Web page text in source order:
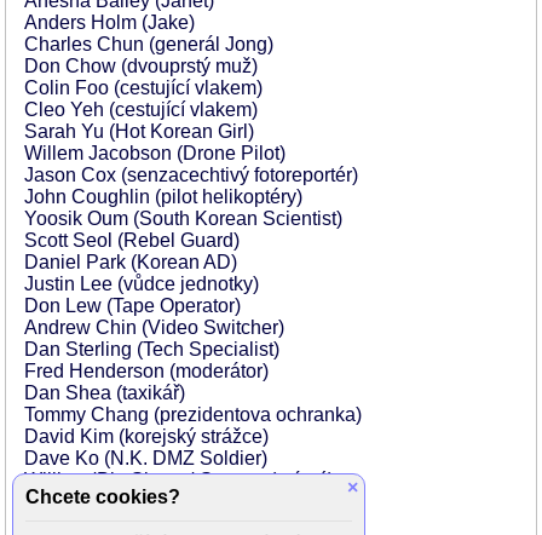
Anders Holm (Jake)
Charles Chun (generál Jong)
Don Chow (dvouprstý muž)
Colin Foo (cestující vlakem)
Cleo Yeh (cestující vlakem)
Sarah Yu (Hot Korean Girl)
Willem Jacobson (Drone Pilot)
Jason Cox (senzacechtivý fotoreportér)
John Coughlin (pilot helikoptéry)
Yoosik Oum (South Korean Scientist)
Scott Seol (Rebel Guard)
Daniel Park (Korean AD)
Justin Lee (vůdce jednotky)
Don Lew (Tape Operator)
Andrew Chin (Video Switcher)
Dan Sterling (Tech Specialist)
Fred Henderson (moderátor)
Dan Shea (taxikář)
Tommy Chang (prezidentova ochranka)
David Kim (korejský strážce)
Dave Ko (N.K. DMZ Soldier)
William 'Big Sleeps' Stewart (vrátný)
Joe Mande (Joe)
×
Chcete cookies?